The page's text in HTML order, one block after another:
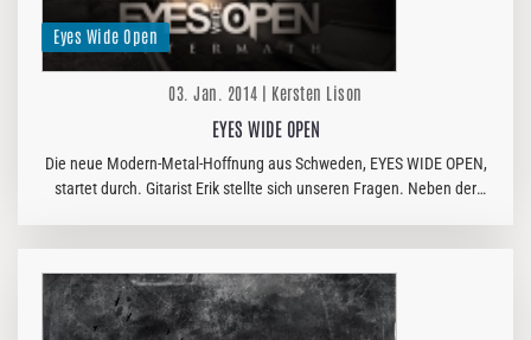
Eyes Wide Open
03. Jan. 2014 | Kersten Lison
EYES WIDE OPEN
Die neue Modern-Metal-Hoffnung aus Schweden, EYES WIDE OPEN,
startet durch. Gitarist Erik stellte sich unseren Fragen. Neben der